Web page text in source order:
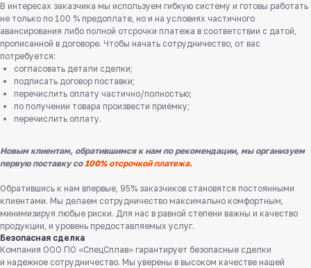
В интересах заказчика мы используем гибкую систему и готовы работать
не только по 100 % предоплате, но и на условиях частичного
авансирования либо полной отсрочки платежа в соответствии с датой,
прописанной в договоре. Чтобы начать сотрудничество, от вас
потребуется:
согласовать детали сделки;
подписать договор поставки;
перечислить оплату частично/полностью;
по получении товара произвести приёмку;
перечислить оплату.
Новым клиентам, обратившимся к нам по рекомендации, мы организуем
первую поставку со100% отсрочкой платежа.
Обратившись к нам впервые, 95% заказчиков становятся постоянными
клиентами. Мы делаем сотрудничество максимально комфортным,
минимизируя любые риски. Для нас в равной степени важны и качество
продукции, и уровень предоставляемых услуг.
Безопасная сделка
Компания ООО ПО «СпецСплав» гарантирует безопасные сделки
и надежное сотрудничество. Мы уверены в высоком качестве нашей